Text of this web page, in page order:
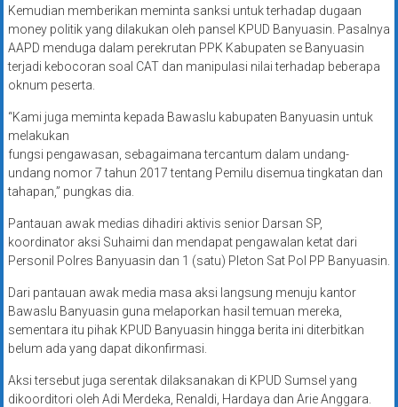
Kemudian memberikan meminta sanksi untuk terhadap dugaan
money politik yang dilakukan oleh pansel KPUD Banyuasin. Pasalnya
AAPD menduga dalam perekrutan PPK Kabupaten se Banyuasin
terjadi kebocoran soal CAT dan manipulasi nilai terhadap beberapa
oknum peserta.
“Kami juga meminta kepada Bawaslu kabupaten Banyuasin untuk
melakukan
fungsi pengawasan, sebagaimana tercantum dalam undang-
undang nomor 7 tahun 2017 tentang Pemilu disemua tingkatan dan
tahapan,” pungkas dia.
Pantauan awak medias dihadiri aktivis senior Darsan SP,
koordinator aksi Suhaimi dan mendapat pengawalan ketat dari
Personil Polres Banyuasin dan 1 (satu) Pleton Sat Pol PP Banyuasin.
Dari pantauan awak media masa aksi langsung menuju kantor
Bawaslu Banyuasin guna melaporkan hasil temuan mereka,
sementara itu pihak KPUD Banyuasin hingga berita ini diterbitkan
belum ada yang dapat dikonfirmasi.
Aksi tersebut juga serentak dilaksanakan di KPUD Sumsel yang
dikoorditori oleh Adi Merdeka, Renaldi, Hardaya dan Arie Anggara.